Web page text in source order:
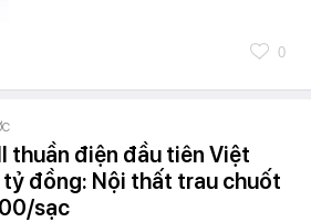
0
thuần điện đầu tiên Việt
tỷ đồng: Nội thất trau chuốt
sạc